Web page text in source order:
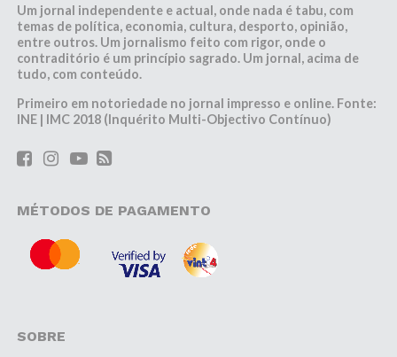
Um jornal independente e actual, onde nada é tabu, com
temas de política, economia, cultura, desporto, opinião,
entre outros. Um jornalismo feito com rigor, onde o
contraditório é um princípio sagrado. Um jornal, acima de
tudo, com conteúdo.
Primeiro em notoriedade no jornal impresso e online. Fonte:
INE | IMC 2018 (Inquérito Multi-Objectivo Contínuo)
MÉTODOS DE PAGAMENTO
SOBRE